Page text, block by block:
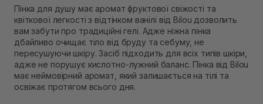
В наявності
Самовивіз м. Рівне, вул. 16-го Липня, 15
Немає в наявності!
Самовивіз м. Рівне, вул. Кулика і Гудачека 23 (ТЦ
Екватор)
Немає в наявності!
Пінка для душу має аромат фруктової свіжості та
квіткової легкості з відтінком ванілі від Bilou дозволить
вам забути про традиційні гелі. Адже ніжна пінка
дбайливо очищає тіло від бруду та себуму, не
пересушуючи шкіру. Засіб підходить для всіх типів шкіри,
адже не порушує кислотно-лужний баланс. Пінка від Bilou
має неймовірний аромат, який залишається на тілі та
освіжає протягом всього дня.